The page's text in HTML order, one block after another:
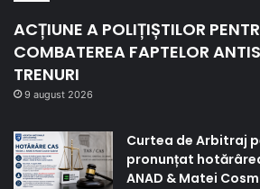
ACȚIUNE A POLIȚIȘTILOR
COMBATEREA FAPTELOR
TRENURI
9 august 2026
Curtea de Arbitraj
pronunțat
ANAD & Matei